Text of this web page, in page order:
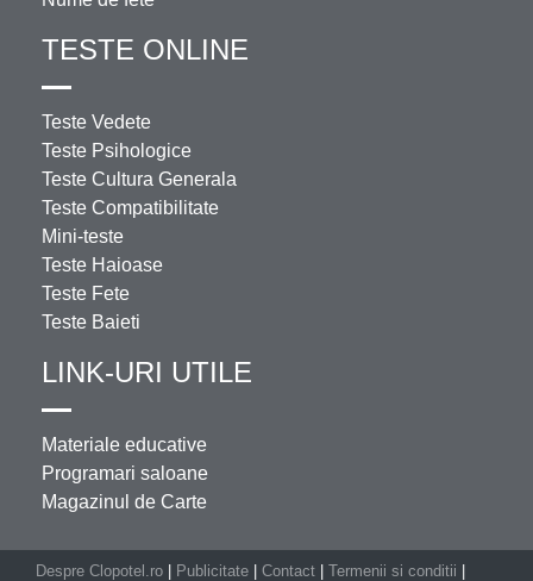
TESTE ONLINE
Teste Vedete
Teste Psihologice
Teste Cultura Generala
Teste Compatibilitate
Mini-teste
Teste Haioase
Teste Fete
Teste Baieti
LINK-URI UTILE
Materiale educative
Programari saloane
Magazinul de Carte
Despre Clopotel.ro Publicitate Contact Termenii si conditii